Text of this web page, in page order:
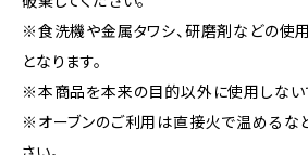
※食洗機や金属タワシ、研磨剤などの使
となります。
※本商品を本来の目的以外に使用しない
※オーブンのご利用は直接火で温めるな